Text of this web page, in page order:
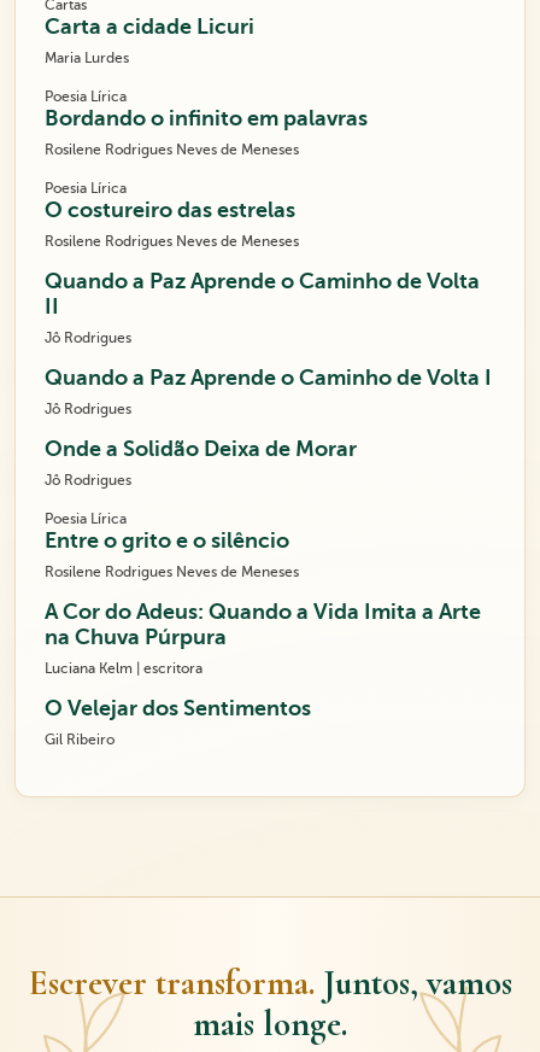
Cartas
Carta a cidade Licuri
Maria Lurdes
Poesia Lírica
Bordando o infinito em palavras
Rosilene Rodrigues Neves de Meneses
Poesia Lírica
O costureiro das estrelas
Rosilene Rodrigues Neves de Meneses
Quando a Paz Aprende o Caminho de Volta
Jô Rodrigues
Quando a Paz Aprende o Caminho de Volta I
Jô Rodrigues
Onde a Solidão Deixa de Morar
Jô Rodrigues
Poesia Lírica
Entre o grito e o silêncio
Rosilene Rodrigues Neves de Meneses
A Cor do Adeus: Quando a Vida Imita a Arte
na Chuva Púrpura
Luciana Kelm | escritora
O Velejar dos Sentimentos
Gil Ribeiro
Escrever transforma. Juntos, vamos
mais longe.